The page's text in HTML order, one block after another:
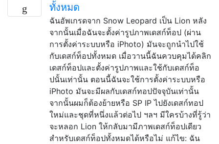
ทั้งหมด
ฉันอัพเกรดจาก Snow Leopard เป็น Lion หลัง
จากนั้นเมื่อฉันจะตั้งค่ารูปภาพเดสก์ท็อป (ผ่าน
การตั้งค่าระบบหรือ iPhoto) มันจะถูกนำไปใช้
กับเดสก์ท็อปทั้งหมด เมื่อวานนี้ฉันควบคุมได้คลิก
เดสก์ท็อปและตั้งค่ารูปภาพและใช้กับเดสก์ท็อ
ปนั้นเท่านั้น ตอนนี้ฉันจะใช้การตั้งค่าระบบหรือ
iPhoto มันจะมีผลกับเดสก์ทอปปัจจุบันเท่านั้น
จากนั้นผมก็ต้องย้ายหรือ SP IP ไปยังเดสก์ทอป
ใหม่และชุดที่หนึ่งแล้วต่อไป ฯลฯ มีใครบ้างที่รู้ว่า
จะหลอก Lion ให้กลับมามีภาพเดสก์ท็อปเดียว
สำหรับเดสก์ท็อปทั้งหมดได้หรือไม่ แก้ไข: ฉัน